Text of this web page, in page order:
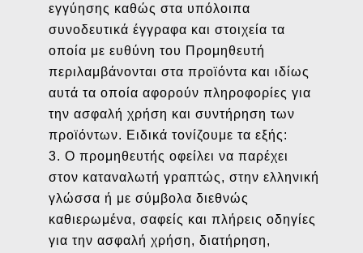
εγγύησης καθώς στα υπόλοιπα
συνοδευτικά έγγραφα και στοιχεία τα
οποία με ευθύνη του Προμηθευτή
περιλαμβάνονται στα προϊόντα και ιδίως
αυτά τα οποία αφορούν πληροφορίες για
την ασφαλή χρήση και συντήρηση των
προϊόντων. Ειδικά τονίζουμε τα εξής:
3. Ο προμηθευτής οφείλει να παρέχει
στον καταναλωτή γραπτώς, στην ελληνική
γλώσσα ή με σύμβολα διεθνώς
καθιερωμένα, σαφείς και πλήρεις οδηγίες
για την ασφαλή χρήση, διατήρηση,